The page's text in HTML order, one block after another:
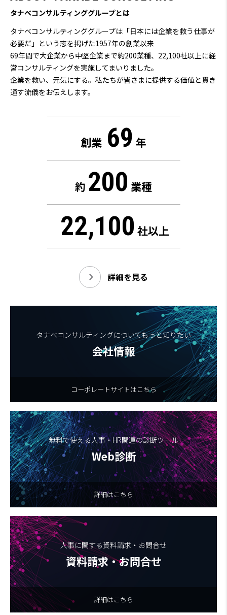
タナベコンサルティンググループとは
タナベコンサルティンググループは「日本には企業を救う仕事が
必要だ」という志を掲げた1957年の創業以来
69年間で大企業から中堅企業まで約200業種、22,100社以上に経
営コンサルティングを実施してまいりました。
企業を救い、元気にする。私たちが皆さまに提供する価値と貫き
通す流儀をお伝えします。
創業 69 年
約 200 業種
22,100 社以上
詳細を見る
タナベコンサルティングについてもっと知りたい
会社情報
コーポレートサイトはこちら
無料で使える人事・HR関連の診断ツール
Web診断
詳細はこちら
人事に関する資料請求・お問合せ
資料請求・お問合せ
詳細はこちら